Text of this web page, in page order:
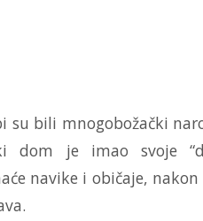
su bili mnogobožački
dom je imao svoje
navike i običaje,